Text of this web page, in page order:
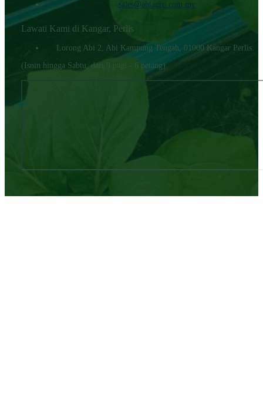
sales@abiagro.com.my
Lawati Kami di Kangar, Perlis
Lorong Abi 2, Abi Kampung Tengah, 01000 Kangar Perlis.
(Isnin hingga Sabtu, dari 9 pagi - 6 petang)